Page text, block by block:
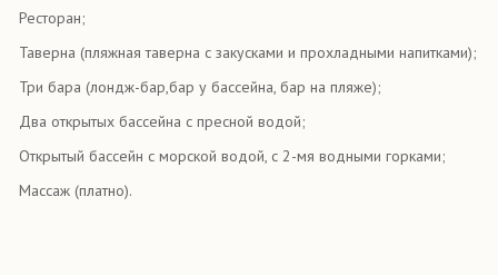
Ресторан;
Таверна (пляжная таверна с закусками и прохладными напитками);
Три бара (лондж-бар,бар у бассейна, бар на пляже);
Два открытых бассейна с пресной водой;
Открытый бассейн с морской водой, с 2-мя водными горками;
Массаж (платно).